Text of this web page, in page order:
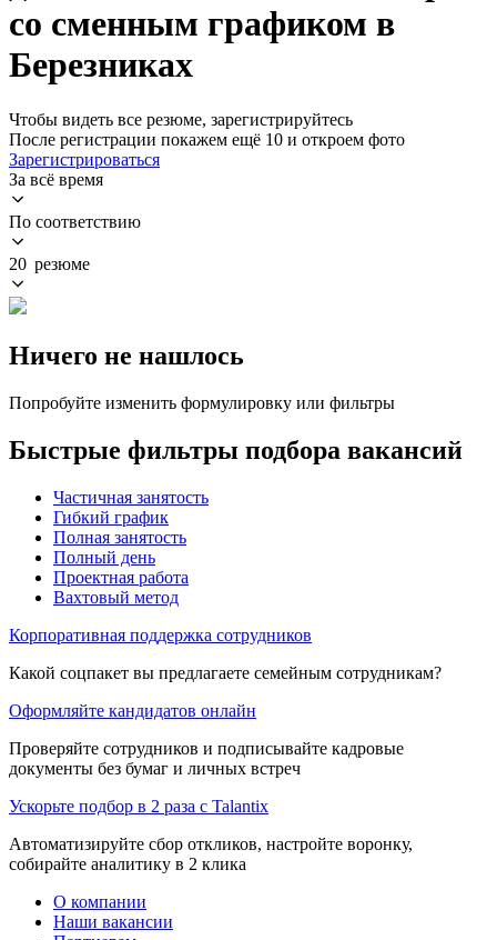
со сменным графиком в
Березниках
Чтобы видеть все резюме, зарегистрируйтесь
После регистрации покажем ещё 10 и откроем фото
Зарегистрироваться
За всё время
По соответствию
20 резюме
Ничего не нашлось
Попробуйте изменить формулировку или фильтры
Быстрые фильтры подбора вакансий
Частичная занятость
Гибкий график
Полная занятость
Полный день
Проектная работа
Вахтовый метод
Корпоративная поддержка сотрудников
Какой соцпакет вы предлагаете семейным сотрудникам?
Оформляйте кандидатов онлайн
Проверяйте сотрудников и подписывайте кадровые
документы без бумаг и личных встреч
Ускорьте подбор в 2 раза с Talantix
Автоматизируйте сбор откликов, настройте воронку,
собирайте аналитику в 2 клика
О компании
Наши вакансии